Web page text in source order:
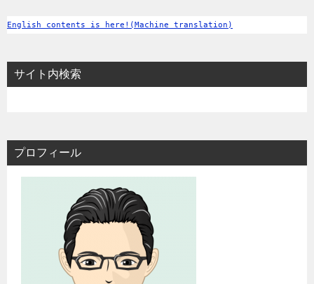
English contents is here!(Machine translation)
サイト内検索
プロフィール